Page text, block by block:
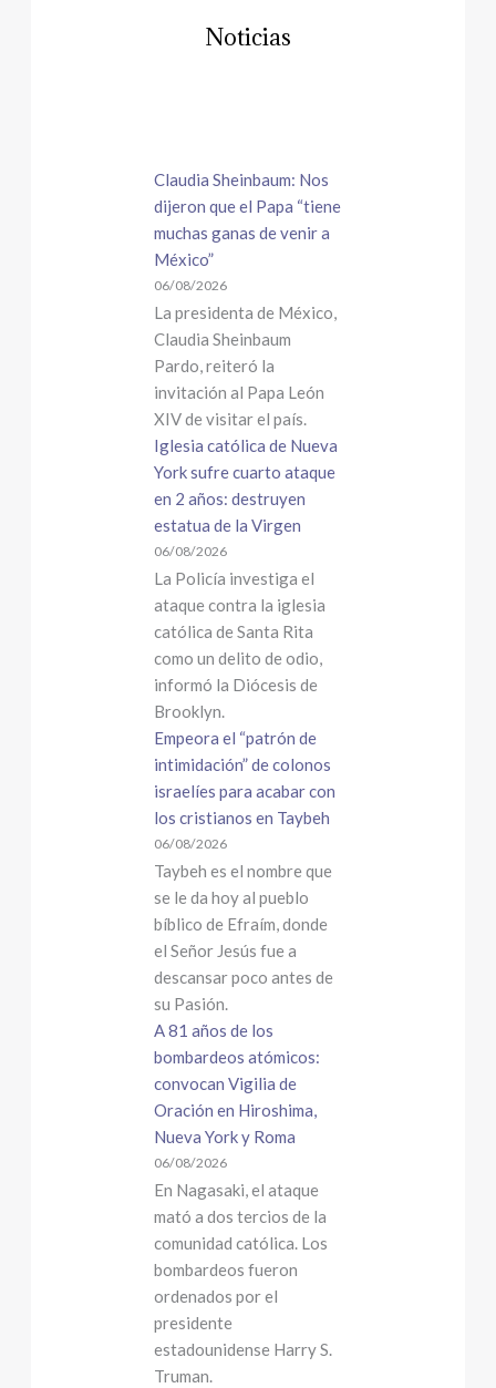
Noticias
Claudia Sheinbaum: Nos
dijeron que el Papa “tiene
muchas ganas de venir a
México”
06/08/2026
La presidenta de México,
Claudia Sheinbaum
Pardo, reiteró la
invitación al Papa León
XIV de visitar el país.
Iglesia católica de Nueva
York sufre cuarto ataque
en 2 años: destruyen
estatua de la Virgen
06/08/2026
La Policía investiga el
ataque contra la iglesia
católica de Santa Rita
como un delito de odio,
informó la Diócesis de
Brooklyn.
Empeora el “patrón de
intimidación” de colonos
israelíes para acabar con
los cristianos en Taybeh
06/08/2026
Taybeh es el nombre que
se le da hoy al pueblo
bíblico de Efraím, donde
el Señor Jesús fue a
descansar poco antes de
su Pasión.
A 81 años de los
bombardeos atómicos:
convocan Vigilia de
Oración en Hiroshima,
Nueva York y Roma
06/08/2026
En Nagasaki, el ataque
mató a dos tercios de la
comunidad católica. Los
bombardeos fueron
ordenados por el
presidente
estadounidense Harry S.
Truman.